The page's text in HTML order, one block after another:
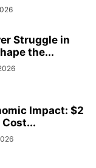
Struggle in
the...
Impact: $2
Cost...